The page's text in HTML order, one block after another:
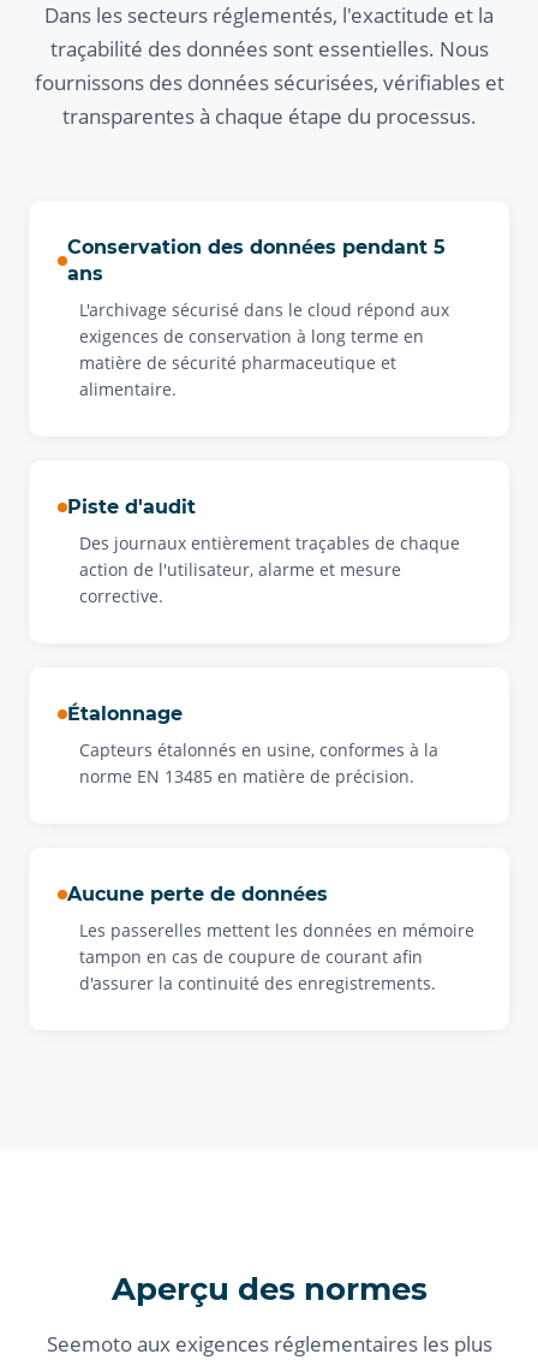
Dans les secteurs réglementés, l'exactitude et la
traçabilité des données sont essentielles. Nous
fournissons des données sécurisées, vérifiables et
transparentes à chaque étape du processus.
Conservation des données pendant 5
ans
L'archivage sécurisé dans le cloud répond aux
exigences de conservation à long terme en
matière de sécurité pharmaceutique et
alimentaire.
Piste d'audit
Des journaux entièrement traçables de chaque
action de l'utilisateur, alarme et mesure
corrective.
Étalonnage
Capteurs étalonnés en usine, conformes à la
norme EN 13485 en matière de précision.
Aucune perte de données
Les passerelles mettent les données en mémoire
tampon en cas de coupure de courant afin
d'assurer la continuité des enregistrements.
Aperçu des normes
Seemoto aux exigences réglementaires les plus